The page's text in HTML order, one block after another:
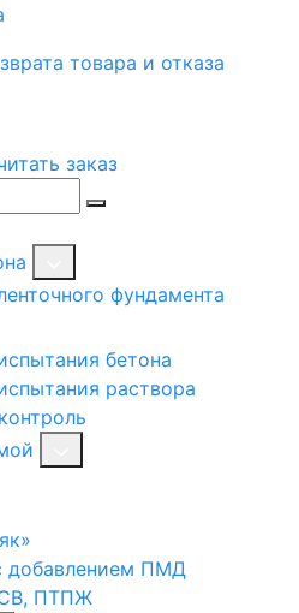
товара и отказа
заказ
фундамента
бетона
раствора
добавлением ПМД
ПТПЖ